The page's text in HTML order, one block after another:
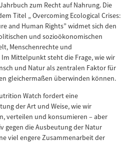
zum Recht auf Nahrung. Die
Titel „ Overcoming Ecological Crises:
and Human Rights” widmet sich den
und sozioökonomischen
Menschenrechte und
Mittelpunkt steht die Frage, wie wir
und Natur als zentralen Faktor für
gleichermaßen überwinden können.
Watch fordert eine
der Art und Weise, wie wir
verteilen und konsumieren – aber
gegen die Ausbeutung der Natur
viel engere Zusammenarbeit der